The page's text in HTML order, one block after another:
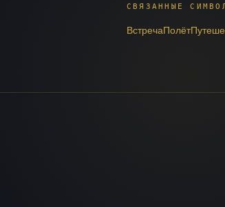
СВЯЗАННЫЕ
ВстречаПолёт